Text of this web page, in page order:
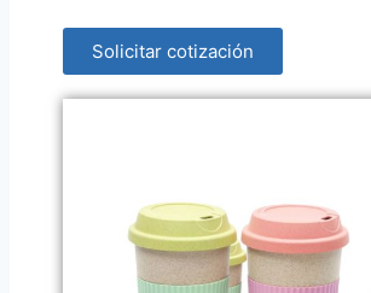
Solicitar cotización